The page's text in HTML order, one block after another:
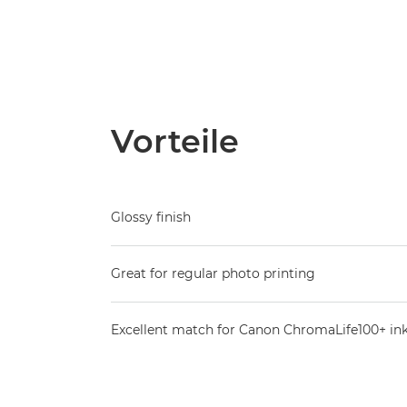
Vorteile
Glossy finish
Great for regular photo printing
Excellent match for Canon ChromaLife100+